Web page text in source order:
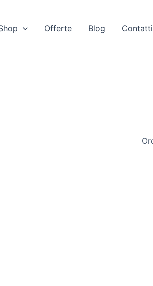
Offerte Blog Contatti